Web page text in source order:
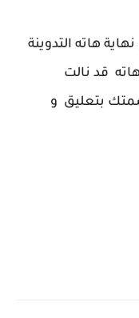
هاته التدوينة
قد نالت
بتعليق و